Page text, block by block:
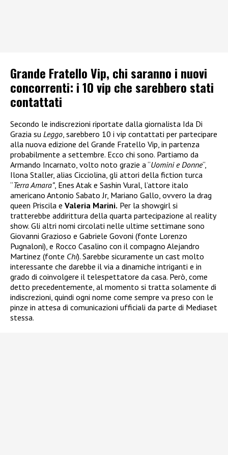
Grande Fratello Vip, chi saranno i nuovi
concorrenti: i 10 vip che sarebbero stati
contattati
Secondo le indiscrezioni riportate dalla giornalista Ida Di
Grazia su Leggo, sarebbero 10 i vip contattati per partecipare
alla nuova edizione del Grande Fratello Vip, in partenza
probabilmente a settembre. Ecco chi sono. Partiamo da
Armando Incarnato, volto noto grazie a “Uomini e Donne“,
Ilona Staller, alias Cicciolina, gli attori della fiction turca
“Terra Amara”, Enes Atak e Sashin Vural, l’attore italo
americano Antonio Sabato Jr, Mariano Gallo, ovvero la drag
queen Priscila e Valeria Marini. Per la showgirl si
tratterebbe addirittura della quarta partecipazione al reality
show. Gli altri nomi circolati nelle ultime settimane sono
Giovanni Grazioso e Gabriele Govoni (fonte Lorenzo
Pugnaloni), e Rocco Casalino con il compagno Alejandro
Martinez (fonte Chi). Sarebbe sicuramente un cast molto
interessante che darebbe il via a dinamiche intriganti e in
grado di coinvolgere il telespettatore da casa. Però, come
detto precedentemente, al momento si tratta solamente di
indiscrezioni, quindi ogni nome come sempre va preso con le
pinze in attesa di comunicazioni ufficiali da parte di Mediaset
stessa.